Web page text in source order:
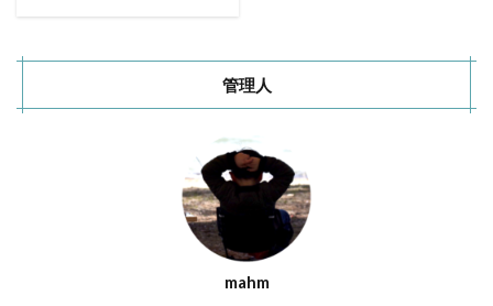
管理人
mahm
ROOTS CAMP SITE
Anker
BUB RESORT Chosei Village
キャンプギアカスタム
Nebula Capsule Ⅱ
バランゲルドーム
フォレストパークあだたら
エンゼルフォレスト那須白河